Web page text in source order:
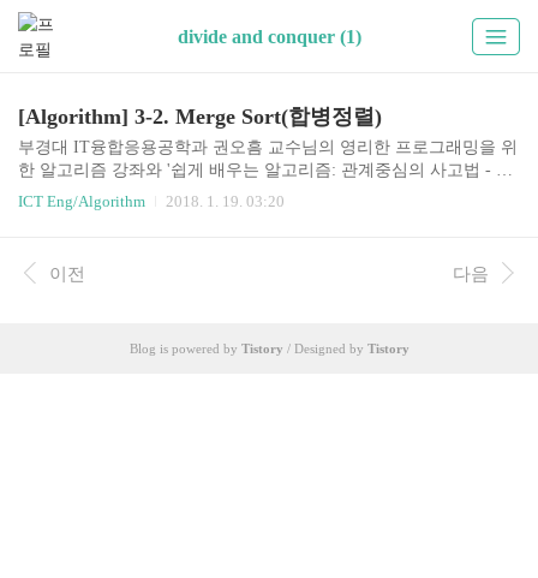
divide and conquer (1)
[Algorithm] 3-2. Merge Sort(합병정렬)
부경대 IT융합응용공학과 권오흠 교수님의 영리한 프로그래밍을 위
한 알고리즘 강좌와 '쉽게 배우는 알고리즘: 관계중심의 사고법 - 문
병로'등을 통한 알고리즘 학습 강좌 링크3-2. 합병정렬(Merge sort)si
mple, slowBubble sortInsertion sortSelection sortfastQuick sortMerge sor
와 quick sort는 분할 정복 알고리즘을 사용한다.기본적으로 resursion
을 사용하여 문제를 해결하는 기법이다.아래의 세가지 단계를 거쳐
ICT Eng/Algorithm 2018. 1. 19. 03:20
이전 다음
Blog is powered by Tistory / Designed by Tistory